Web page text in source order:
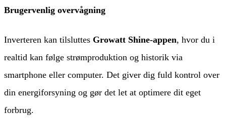
Brugervenlig overvågning
Inverteren kan tilsluttes Growatt Shine-appen, hvor du i
realtid kan følge strømproduktion og historik via
smartphone eller computer. Det giver dig fuld kontrol over
din energiforsyning og gør det let at optimere dit eget
forbrug.